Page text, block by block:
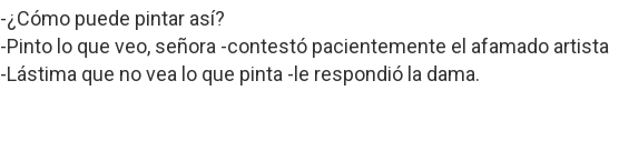
-¿Cómo puede pintar así?
-Pinto lo que veo, señora -contestó pacientemente el afamado artista
-Lástima que no vea lo que pinta -le respondió la dama.